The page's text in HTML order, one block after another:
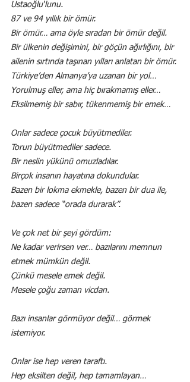
Ustaoğlu‘lunu.
87 ve 94 yıllık bir ömür.
Bir ömür… ama öyle sıradan bir ömür değil.
Bir ülkenin değişimini, bir göçün ağırlığını, bir
ailenin sırtında taşınan yılları anlatan bir ömür.
Türkiye’den Almanya’ya uzanan bir yol…
Yorulmuş eller, ama hiç bırakmamış eller…
Eksilmemiş bir sabır, tükenmemiş bir emek…
Onlar sadece çocuk büyütmediler.
Torun büyütmediler sadece.
Bir neslin yükünü omuzladılar.
Birçok insanın hayatına dokundular.
Bazen bir lokma ekmekle, bazen bir dua ile,
bazen sadece “orada durarak”.
Ve çok net bir şeyi gördüm:
Ne kadar verirsen ver… bazılarını memnun
etmek mümkün değil.
Çünkü mesele emek değil.
Mesele çoğu zaman vicdan.
Bazı insanlar görmüyor değil… görmek
istemiyor.
Onlar ise hep veren taraftı.
Hep eksilten değil, hep tamamlayan…